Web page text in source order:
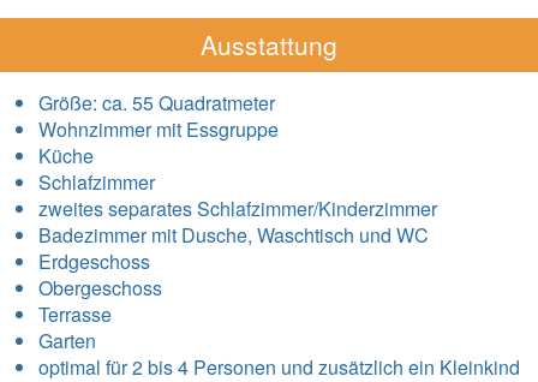
Ausstattung
Größe: ca. 55 Quadratmeter
Wohnzimmer mit Essgruppe
Küche
Schlafzimmer
zweites separates Schlafzimmer/Kinderzimmer
Badezimmer mit Dusche, Waschtisch und WC
Erdgeschoss
Obergeschoss
Terrasse
Garten
optimal für 2 bis 4 Personen und zusätzlich ein Kleinkind